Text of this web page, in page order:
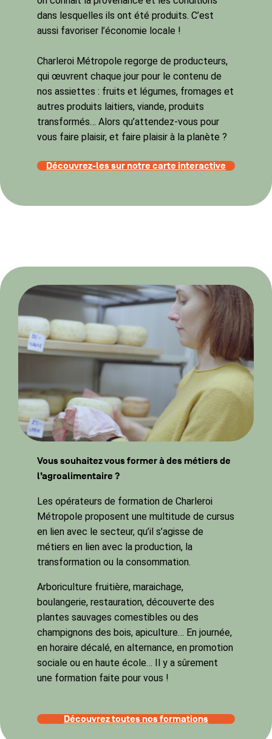
dans lesquelles ils ont été produits. C’est
aussi favoriser l’économie locale !
Charleroi Métropole regorge de producteurs,
qui œuvrent chaque jour pour le contenu de
nos assiettes : fruits et légumes, fromages et
autres produits laitiers, viande, produits
transformés… Alors qu’attendez-vous pour
vous faire plaisir, et faire plaisir à la planète ?
Découvrez-les sur notre carte interactive
Vous souhaitez vous former à des métiers de
l’agroalimentaire ?
Les opérateurs de formation de Charleroi
Métropole proposent une multitude de cursus
en lien avec le secteur, qu’il s’agisse de
métiers en lien avec la production, la
transformation ou la consommation.
Arboriculture fruitière, maraichage,
boulangerie, restauration, découverte des
plantes sauvages comestibles ou des
champignons des bois, apiculture… En journée,
en horaire décalé, en alternance, en promotion
sociale ou en haute école… Il y a sûrement
une formation faite pour vous !
Découvrez toutes nos formations